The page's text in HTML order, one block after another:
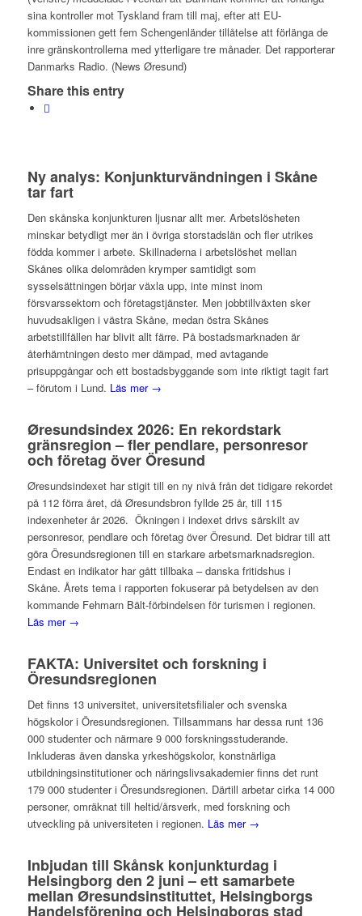
sina kontroller mot Tyskland fram till maj, efter att EU-
kommissionen gett fem Schengenländer tillåtelse att förlänga de
inre gränskontrollerna med ytterligare tre månader. Det rapporterar
Danmarks Radio. (News Øresund)
Share this entry
Ny analys: Konjunkturvändningen i Skåne
tar fart
Den skånska konjunkturen ljusnar allt mer. Arbetslösheten
minskar betydligt mer än i övriga storstadslän och fler utrikes
födda kommer i arbete. Skillnaderna i arbetslöshet mellan
Skånes olika delområden krymper samtidigt som
sysselsättningen börjar växla upp, inte minst inom
försvarssektorn och företagstjänster. Men jobbtillväxten sker
huvudsakligen i västra Skåne, medan östra Skånes
arbetstillfällen har blivit allt färre. På bostadsmarknaden är
återhämtningen desto mer dämpad, med avtagande
prisuppgångar och ett bostadsbyggande som inte riktigt tagit fart
– förutom i Lund. Läs mer →
Øresundsindex 2026: En rekordstark
gränsregion – fler pendlare, personresor
och företag över Öresund
Øresundsindexet har stigit till en ny nivå från det tidigare rekordet
på 112 förra året, då Øresundsbron fyllde 25 år, till 115
indexenheter år 2026. Ökningen i indexet drivs särskilt av
personresor, pendlare och företag över Öresund. Det bidrar till att
göra Öresundsregionen till en starkare arbetsmarknadsregion.
Endast en indikator har gått tillbaka – danska fritidshus i
Skåne. Årets tema i rapporten fokuserar på betydelsen av den
kommande Fehmarn Bält-förbindelsen för turismen i regionen.
Läs mer →
FAKTA: Universitet och forskning i
Öresundsregionen
Det finns 13 universitet, universitetsfilialer och svenska
högskolor i Öresundsregionen. Tillsammans har dessa runt 136
000 studenter och närmare 9 000 forskningsstuderande.
Inkluderas även danska yrkeshögskolor, konstnärliga
utbildningsinstitutioner och näringslivsakademier finns det runt
179 000 studenter i Öresundsregionen. Därtill arbetar cirka 14 000
personer, omräknat till heltid/årsverk, med forskning och
utveckling på universiteten i regionen. Läs mer →
Inbjudan till Skånsk konjunkturdag i
Helsingborg den 2 juni – ett samarbete
mellan Øresundsinstituttet, Helsingborgs
Handelsförening och Helsingborgs stad